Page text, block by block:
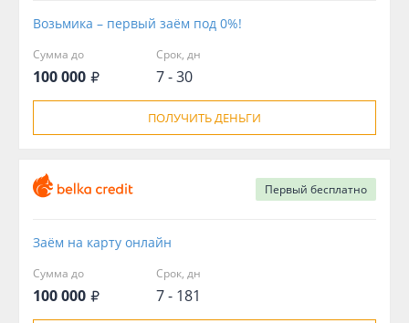
Возьмика – первый заём под 0%!
Сумма до
100 000
Срок, дн
7 - 30
ПОЛУЧИТЬ ДЕНЬГИ
Первый бесплатно
Заём на карту онлайн
Сумма до
100 000
Срок, дн
7 - 181